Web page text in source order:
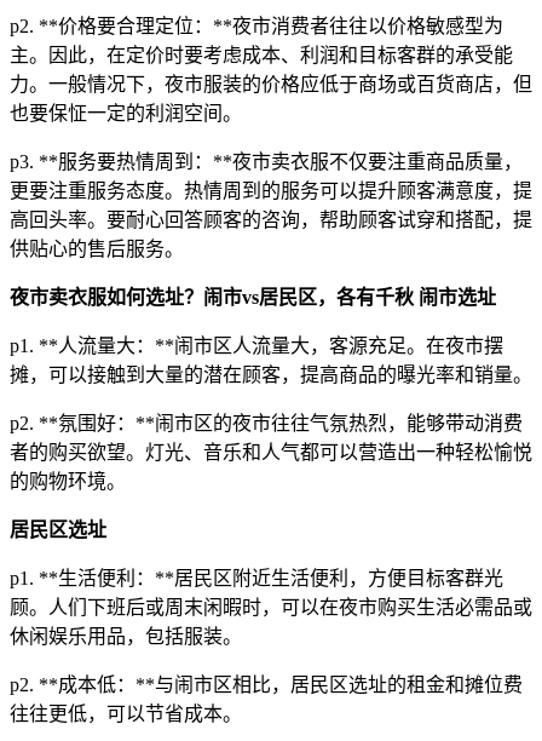
p2. **价格要合理定位：**夜市消费者往往以价格敏感型为
主。因此，在定价时要考虑成本、利润和目标客群的承受能
力。一般情况下，夜市服装的价格应低于商场或百货商店，但
也要保怔一定的利润空间。
p3. **服务要热情周到：**夜市卖衣服不仅要注重商品质量，
更要注重服务态度。热情周到的服务可以提升顾客满意度，提
高回头率。要耐心回答顾客的咨询，帮助顾客试穿和搭配，提
供贴心的售后服务。
夜市卖衣服如何选址？闹市vs居民区，各有千秋 闹市选址
p1. **人流量大：**闹市区人流量大，客源充足。在夜市摆
摊，可以接触到大量的潜在顾客，提高商品的曝光率和销量。
p2. **氛围好：**闹市区的夜市往往气氛热烈，能够带动消费
者的购买欲望。灯光、音乐和人气都可以营造出一种轻松愉悦
的购物环境。
居民区选址
p1. **生活便利：**居民区附近生活便利，方便目标客群光
顾。人们下班后或周末闲暇时，可以在夜市购买生活必需品或
休闲娱乐用品，包括服装。
p2. **成本低：**与闹市区相比，居民区选址的租金和摊位费
往往更低，可以节省成本。